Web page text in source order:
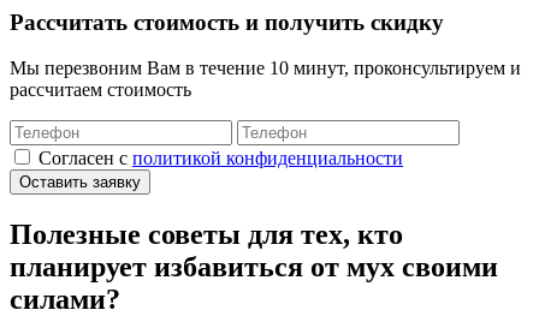
Рассчитать стоимость и получить скидку
Мы перезвоним Вам в течение 10 минут, проконсультируем и
рассчитаем стоимость
Cогласен с политикой конфиденциальности
Оставить заявку
Полезные советы для тех, кто
планирует избавиться от мух своими
силами?